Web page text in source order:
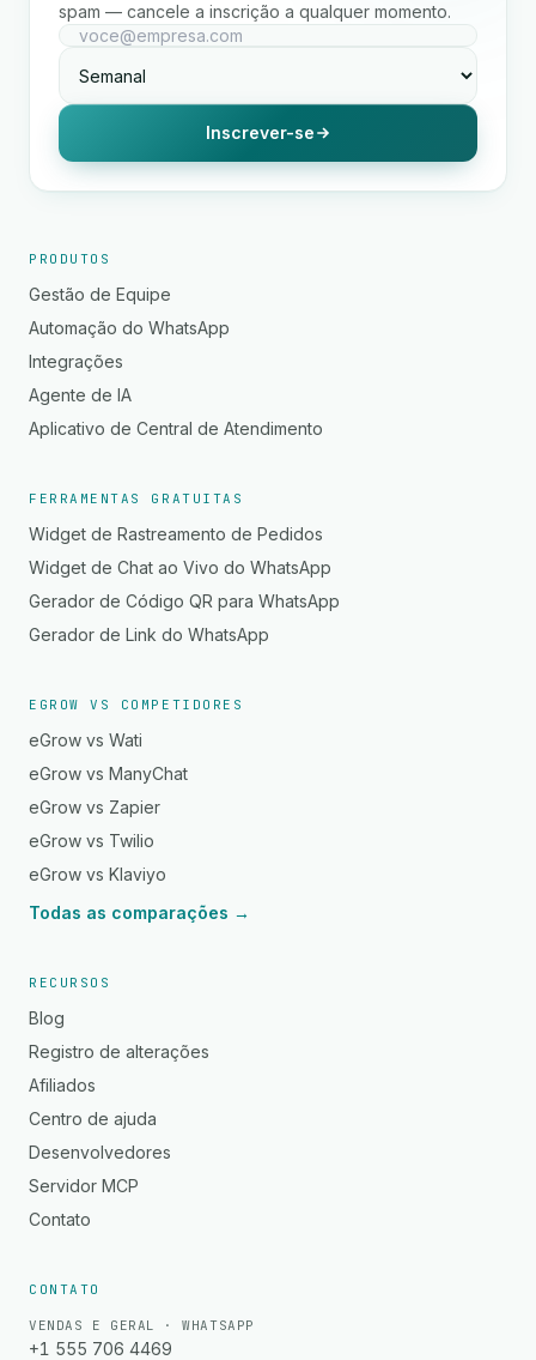
spam — cancele a inscrição a qualquer momento.
Inscrever-se
PRODUTOS
Gestão de Equipe
Automação do WhatsApp
Integrações
Agente de IA
Aplicativo de Central de Atendimento
FERRAMENTAS GRATUITAS
Widget de Rastreamento de Pedidos
Widget de Chat ao Vivo do WhatsApp
Gerador de Código QR para WhatsApp
Gerador de Link do WhatsApp
EGROW VS COMPETIDORES
eGrow vs Wati
eGrow vs ManyChat
eGrow vs Zapier
eGrow vs Twilio
eGrow vs Klaviyo
Todas as comparações →
RECURSOS
Blog
Registro de alterações
Afiliados
Centro de ajuda
Desenvolvedores
Servidor MCP
Contato
CONTATO
VENDAS E GERAL · WHATSAPP
+1 555 706 4469